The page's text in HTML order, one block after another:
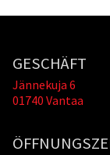
GESCHÄFT
Jännekuja 6
01740 Vantaa